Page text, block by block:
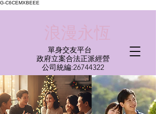
G-C6CEMXBEEE
單身交友平台
​政府立案合法正派經營​
​公司統編:26744322
​浪漫永恆